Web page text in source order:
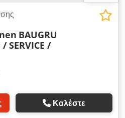
BAUGRU
SERVICE /
Καλέστε